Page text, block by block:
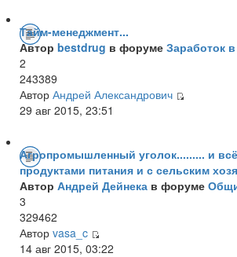
Тайм-менеджмент...
Автор bestdrug в форуме Заработок
2
243389
Автор Андрей Александрович
29 авг 2015, 23:51
Агропромышленный уголок......... и
продуктами питания и с сельским
Автор Андрей Дейнека в форуме
3
329462
Автор vasa_c
14 авг 2015, 03:22